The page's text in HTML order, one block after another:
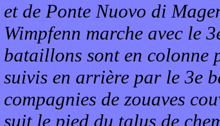
et de Ponte Nuovo di
Wimpfenn marche avec le
bataillons sont en colonne
suivis en arrière par le 3e
compagnies de zouaves
suit le pied du talus de